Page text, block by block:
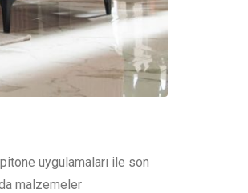
uygulamaları ile son
malzemeler